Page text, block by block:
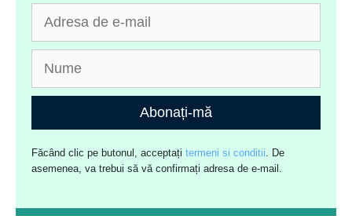
Abonați-mă
Făcând clic pe butonul, acceptațitermeni si conditii. De
asemenea, va trebui să vă confirmați adresa de e-mail.